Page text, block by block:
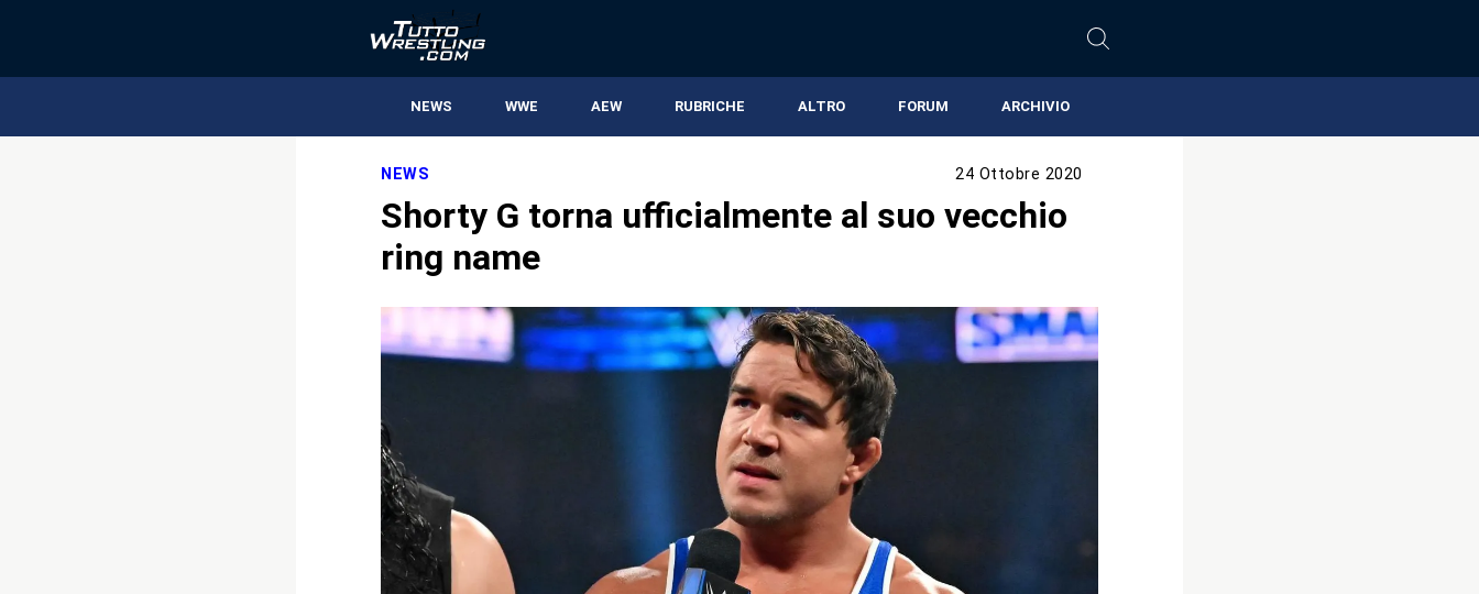
NEWS WWE AEW RUBRICHE ALTRO FORUM ARCHIVIO
NEWS 24 Ottobre 2020
Shorty G torna ufficialmente al suo vecchio
ring name